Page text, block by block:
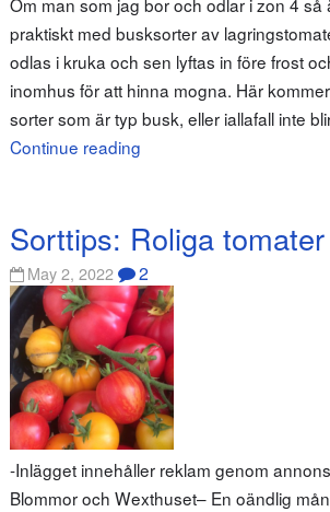
Om man som jag bor och odlar i zon 4 så
praktiskt med busksorter av
odlas i kruka och sen lyftas in före frost
inomhus för att hinna mogna. Här
sorter som är typ busk, eller iallafall inte
Continue reading
Sorttips: Roliga tomater
May 2, 2022 2
-Inlägget innehåller reklam genom
Blommor och Wexthuset– En oändlig